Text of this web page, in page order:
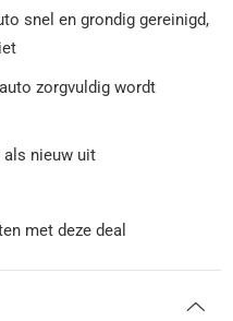
snel en grondig gereinigd,
zorgvuldig wordt
als nieuw uit
met deze deal